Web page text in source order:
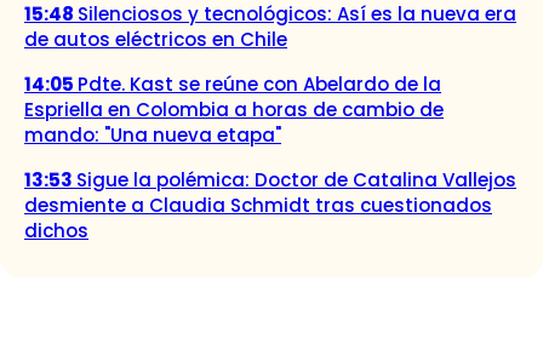
15:48 Silenciosos y tecnológicos: Así es la nueva era
de autos eléctricos en Chile
14:05 Pdte. Kast se reúne con Abelardo de la
Espriella en Colombia a horas de cambio de
mando: "Una nueva etapa"
13:53 Sigue la polémica: Doctor de Catalina Vallejos
desmiente a Claudia Schmidt tras cuestionados
dichos